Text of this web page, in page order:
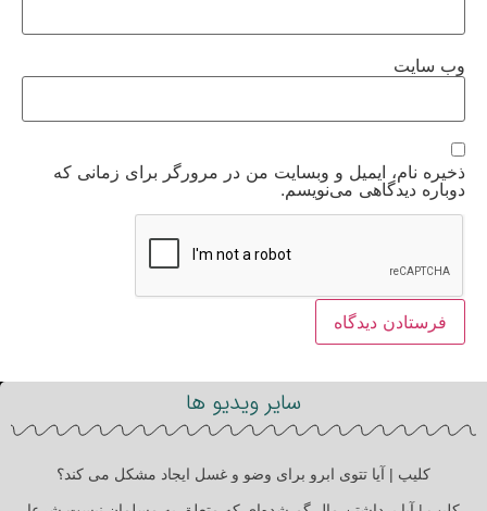
وب‌ سایت
ذخیره نام، ایمیل و وبسایت من در مرورگر برای زمانی که
دوباره دیدگاهی می‌نویسم.
سایر ویدیو ها
کلیپ | آیا تتوی ابرو برای وضو و غسل ایجاد مشکل می کند؟